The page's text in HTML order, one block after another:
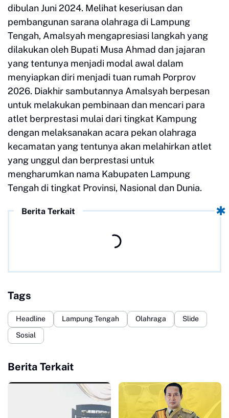
dibulan Juni 2024. Melihat keseriusan dan
pembangunan sarana olahraga di Lampung
Tengah, Amalsyah mengapresiasi langkah yang
dilakukan oleh Bupati Musa Ahmad dan jajaran
yang tentunya menjadi modal awal dalam
menyiapkan diri menjadi tuan rumah Porprov
2026. Diakhir sambutannya Amalsyah berpesan
untuk melakukan pembinaan dan mencari para
atlet berprestasi mulai dari tingkat Kampung
dengan melaksanakan acara pekan olahraga
kecamatan yang tentunya akan melahirkan atlet
yang unggul dan berprestasi untuk
mengharumkan nama Kabupaten Lampung
Tengah di tingkat Provinsi, Nasional dan Dunia.
Berita Terkait
Tags
Headline Lampung Tengah Olahraga
Slide
Sosial
Berita Terkait